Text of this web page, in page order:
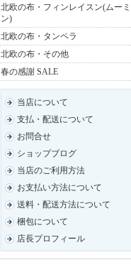
北欧の布・フィンレイスン(ムーミ
ン)
北欧の布・タンペラ
北欧の布・その他
春の感謝 SALE
当店について
支払・配送について
お問合せ
ショップブログ
当店のご利用方法
お支払い方法について
送料・配送方法について
梱包について
店長プロフィール